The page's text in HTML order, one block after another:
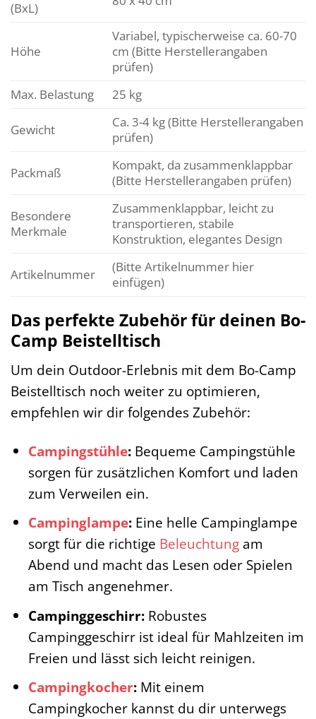
(BxL)
Höhe
Variabel, typischerweise ca. 60-70
cm (Bitte Herstellerangaben
prüfen)
Max. Belastung
25 kg
Gewicht
Ca. 3-4 kg (Bitte Herstellerangaben
prüfen)
Packmaß
Kompakt, da zusammenklappbar
(Bitte Herstellerangaben prüfen)
Besondere
Merkmale
Zusammenklappbar, leicht zu
transportieren, stabile
Konstruktion, elegantes Design
Artikelnummer
(Bitte Artikelnummer hier
einfügen)
Das perfekte Zubehör für deinen Bo-
Camp Beistelltisch
Um dein Outdoor-Erlebnis mit dem Bo-Camp
Beistelltisch noch weiter zu optimieren,
empfehlen wir dir folgendes Zubehör:
Campingstühle:Bequeme Campingstühle
sorgen für zusätzlichen Komfort und laden
zum Verweilen ein.
Campinglampe:Eine helle Campinglampe
sorgt für die richtige Beleuchtungam
Abend und macht das Lesen oder Spielen
am Tisch angenehmer.
Campinggeschirr:Robustes
Campinggeschirr ist ideal für Mahlzeiten im
Freien und lässt sich leicht reinigen.
Campingkocher:Mit einem
Campingkocher kannst du dir unterwegs